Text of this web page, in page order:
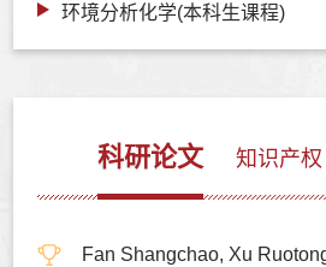
环境分析化学(本科生课程)
科研论文 知识产权
Fan Shangchao, Xu